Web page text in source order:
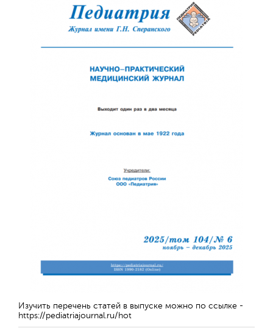
Изучить перечень статей в выпуске можно по ссылке -
https://pediatriajournal.ru/hot